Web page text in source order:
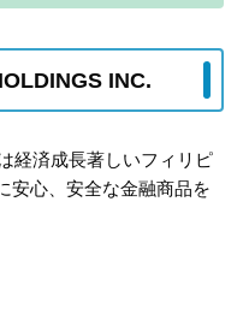
INC.
経済成長著しいフィリピ
安心、安全な金融商品を